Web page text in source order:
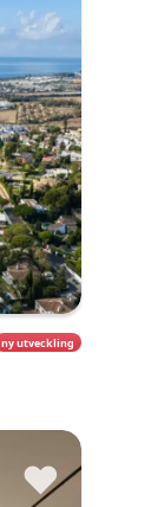
ny utveckling
♥